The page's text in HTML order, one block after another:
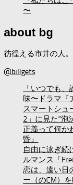
〜
about bg
彷徨える市井の人
@billgets
「いつでも
味〜ドラマ『
スマートシュ
2」に見た“泡
正義って何か
昏』
自由に泳ぎ続
ルマンス「
恋は、遠い日
ー（のCM）